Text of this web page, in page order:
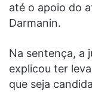
até o apoio do
Darmanin.
Na sentença, a
explicou ter
que seja